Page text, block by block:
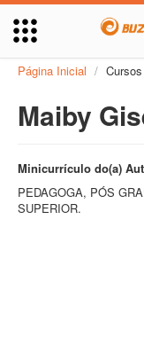
Página Inicial /
Maiby
Minicurrículo do(a)
PEDAGOGA, PÓS
SUPERIOR.